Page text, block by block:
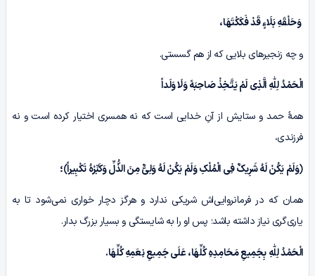
وَحَلْقَهِ بَلَاءٍ قَدْ فَکَکْتَهَا،
و چه زنجیرهای بلایی که از هم گسستی.
الْحَمْدُ لِلّٰهِ الَّذِی لَمْ یَتَّخِذْ صَاحِبَهً وَلَا وَلَداً
همۀ حمد و ستایش از آنِ خدایی است که نه همسری اختیار کرده است و نه
فرزندی،
﴿وَلَمْ یَکُنْ لَهُ شَرِیکٌ فِی الْمُلْکِ وَلَمْ یَکُنْ لَهُ وَلِیٌّ مِنَ الذُّلِّ وَکَبِّرْهُ تَکْبِیراً﴾؛
همان که در فرمانروایی‌اش شریکی ندارد و هرگز دچار خواری نمی‌شود تا به
یاری‌گری نیاز داشته باشد؛ پس او را به شایستگی و بسیار بزرگ بدار.
الْحَمْدُ لِلّٰهِ بِجَمِیعِ مَحَامِدِهِ کُلِّهَا، عَلَى جَمِیعِ نِعَمِهِ کُلِّهَا.